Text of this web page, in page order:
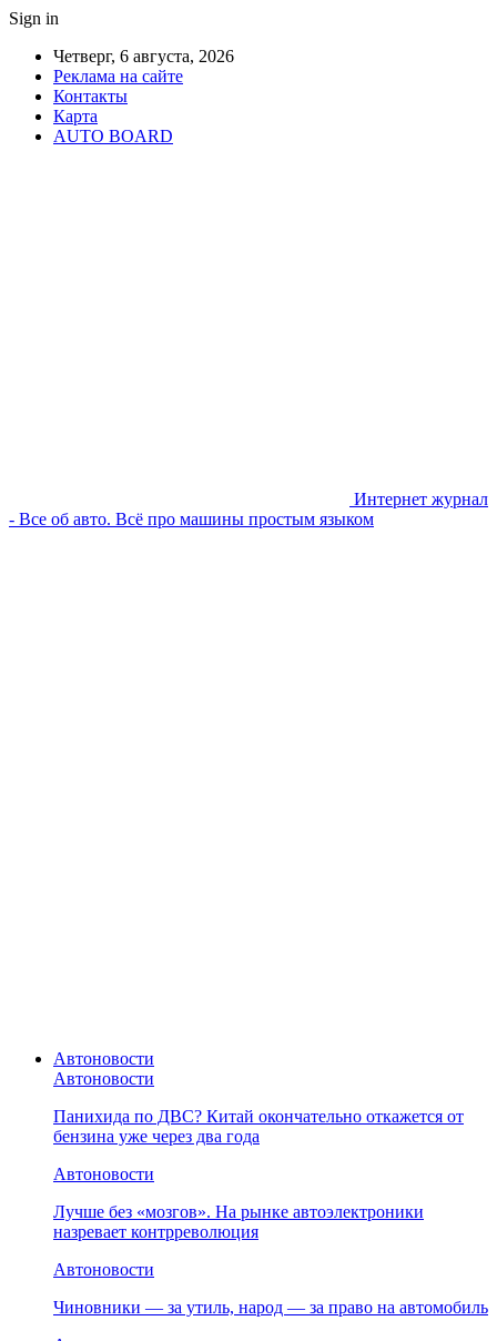
Sign in
Четверг, 6 августа, 2026
Реклама на сайте
Контакты
Карта
AUTO BOARD
Интернет журнал
- Все об авто. Всё про машины простым языком
Автоновости
Автоновости
Панихида по ДВС? Китай окончательно откажется от
бензина уже через два года
Автоновости
Лучше без «мозгов». На рынке автоэлектроники
назревает контрреволюция
Автоновости
Чиновники — за утиль, народ — за право на автомобиль